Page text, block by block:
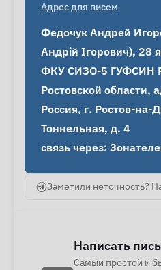
Адрес для писем
Федочук Андрей
Андрій Ігорович), 28
ФКУ СИЗО-5 ГУФСИН
Ростовской области,
Россия, г. Ростов-на-
Тоннельная, д. 4
связь через:
Заметили неточность?
Написать
Самый простой и